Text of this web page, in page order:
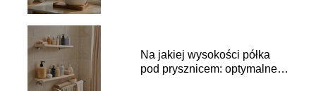
Na jakiej wysokości półka
pod prysznicem: optymalne